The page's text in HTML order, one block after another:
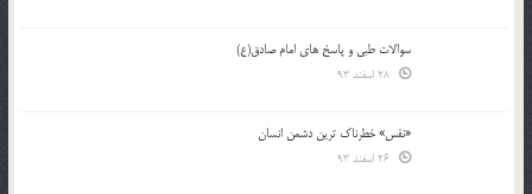
سوالات طبی و پاسخ های امام صادق(ع)
«نفس» خطرناک ترین دشمن انسان